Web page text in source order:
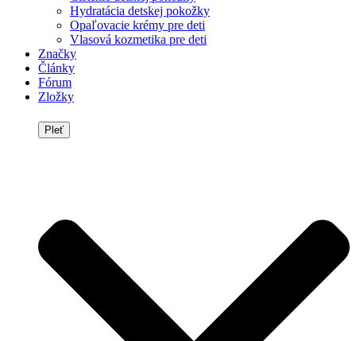
Hydratácia detskej pokožky
Opaľovacie krémy pre deti
Vlasová kozmetika pre deti
Značky
Články
Fórum
Zložky
Pleť